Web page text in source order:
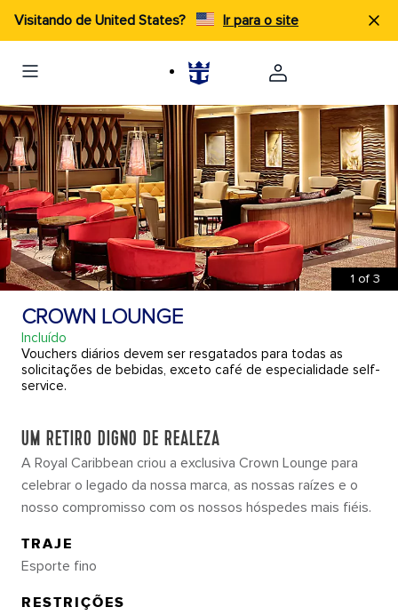
Visitando de United States? Ir para o site
1 of 3
CROWN LOUNGE
Incluído
Vouchers diários devem ser resgatados para todas as
solicitações de bebidas, exceto café de especialidade self-
service.
UM RETIRO DIGNO DE REALEZA
A Royal Caribbean criou a exclusiva Crown Lounge para
celebrar o legado da nossa marca, as nossas raízes e o
nosso compromisso com os nossos hóspedes mais fiéis.
TRAJE
Esporte fino
RESTRIÇÕES